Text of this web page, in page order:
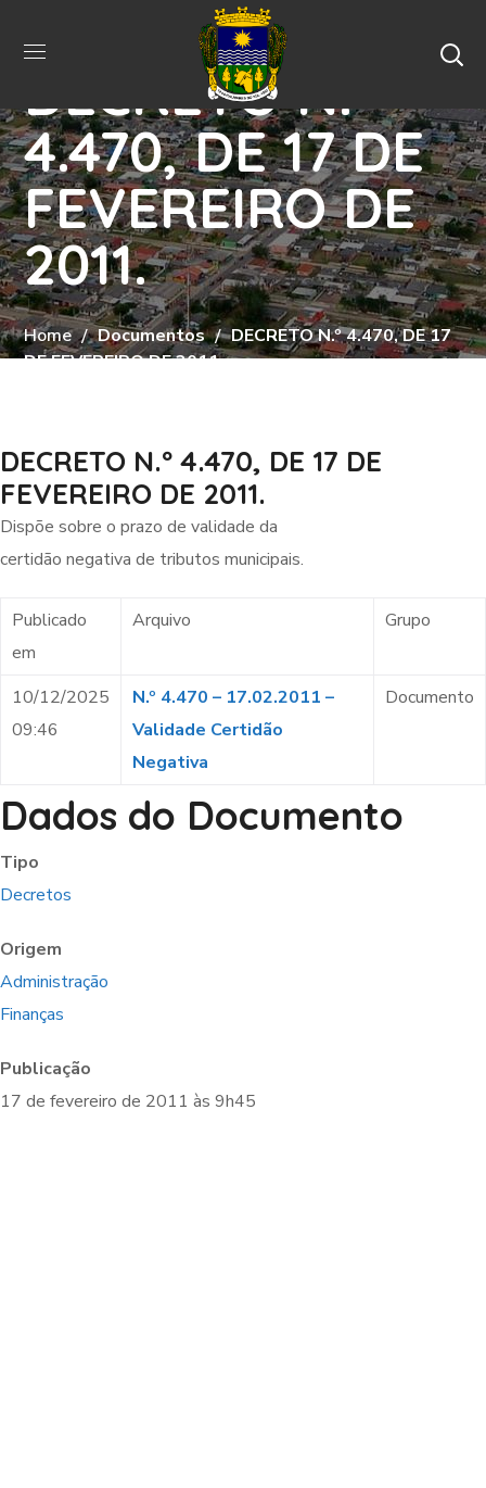
DECRETO N.º
4.470, DE 17 DE
FEVEREIRO DE
2011.
Home Documentos
DECRETO N.º 4.470, DE 17
DE FEVEREIRO DE 2011.
DECRETO N.º 4.470, DE 17 DE
FEVEREIRO DE 2011.
Dispõe sobre o prazo de validade da
certidão negativa de tributos municipais.
Publicado
em
Arquivo Grupo
10/12/2025
09:46
N.º 4.470 – 17.02.2011 –
Validade Certidão
Negativa
Documento
Dados do Documento
Tipo
Decretos
Origem
Administração
Finanças
Publicação
17 de fevereiro de 2011 às 9h45